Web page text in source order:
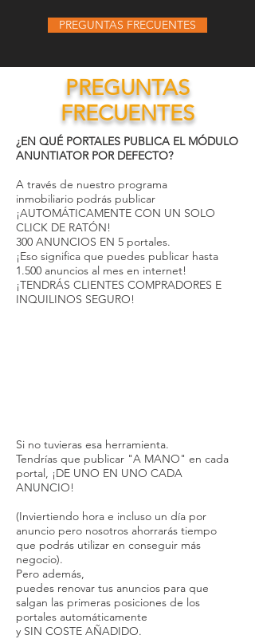
PREGUNTAS FRECUENTES
PREGUNTAS
FRECUENTES
¿EN QUÉ PORTALES PUBLICA EL MÓDULO
ANUNTIATOR POR DEFECTO?
A través de nuestro programa
inmobiliario podrás publicar
¡AUTOMÁTICAMENTE CON UN SOLO
CLICK DE RATÓN!
300 ANUNCIOS EN 5 portales.
¡Eso significa que puedes publicar hasta
1.500 anuncios al mes en internet!
¡TENDRÁS CLIENTES COMPRADORES E
INQUILINOS SEGURO!
Si no tuvieras esa herramienta.
Tendrías que publicar "A MANO" en cada
portal, ¡DE UNO EN UNO CADA
ANUNCIO!
(Inviertiendo hora e incluso un día por
anuncio pero nosotros ahorrarás tiempo
que podrás utilizar en conseguir más
negocio).
Pero además,
puedes renovar tus anuncios para que
salgan las primeras posiciones de los
portales automáticamente
y SIN COSTE AÑADIDO.